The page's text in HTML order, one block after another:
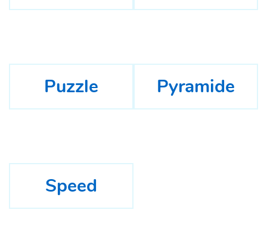
Puzzle Pyramide
Speed